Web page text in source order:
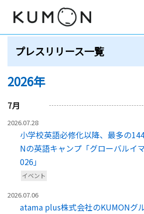
プレスリリース一覧
2026年
7月
2026.07.28
小学校英語必修化以降、最多の
Nの英語キャンプ「グローバルイ
026」
イベント
2026.07.06
atama plus株式会社のKUMONグ